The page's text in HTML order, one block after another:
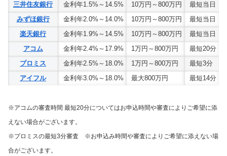
三井住友銀行
金利年1.5%～14.5% 10万円～800万円
最短当日
みずほ銀行
金利年2.0%～14.0% 10万円～800万円
最短当日
楽天銀行
金利年1.9%～14.5% 10万円～800万円
最短当日
アコム
金利年2.4%～17.9% 1万円～800万円
最短20分
プロミス
金利年2.5%～18.0% 1万円～800万円
最短3分
アイフル
金利年3.0%～18.0% 最大800万円 最短14分
※アコムの審査時間 最短20分についてはお申込時間や審査によりご希望に添
えない場合がございます。
※プロミスの最短3分審査 ※お申込み時間や審査によりご希望に添えない場
合がございます。